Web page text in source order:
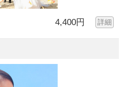
4,400円 詳細